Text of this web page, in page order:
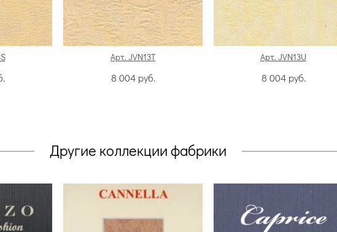
Арт. JVN13T
8 004 руб.
Арт. JVN13U
8 004 руб.
Другие коллекции фабрики